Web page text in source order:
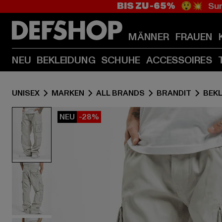
BIS ZU -65% 😲💥
MÄNNER FRAUEN
NEU BEKLEIDUNG SCHUHE ACCESSOIRES
UNISEX MARKEN ALL BRANDS BRANDIT
NEU -28%